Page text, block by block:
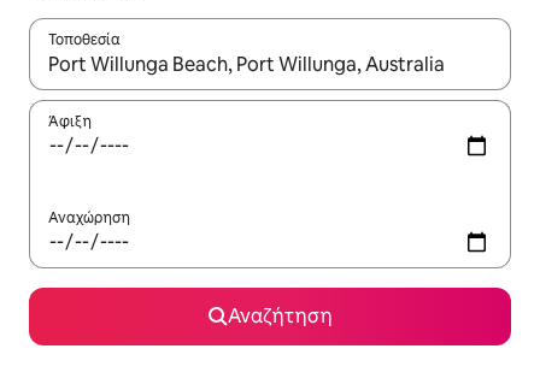
Τοποθεσία
Όταν τα αποτελέσματα είναι διαθέσιμα, μπορείτε να
Άφιξη
Αναχώρηση
Αναζήτηση